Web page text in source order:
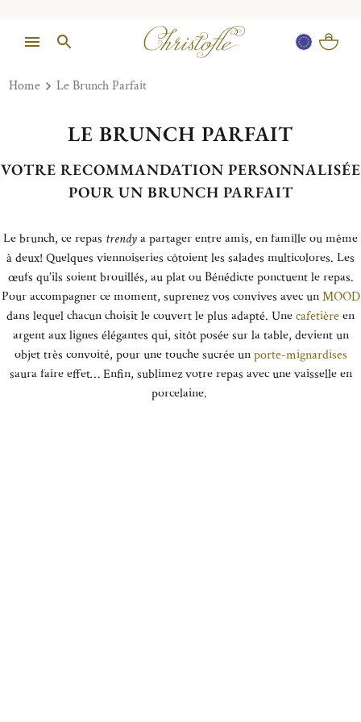
Home Le Brunch Parfait
LE BRUNCH PARFAIT
VOTRE RECOMMANDATION PERSONNALISÉE
POUR UN BRUNCH PARFAIT
Le brunch, ce repas trendya partager entre amis, en famille ou même
à deux! Quelques viennoiseries côtoient les salades multicolores. Les
œufs qu’ils soient brouillés, au plat ou Bénédicte ponctuent le repas.
Pour accompagner ce moment, suprenez vos convives avec unMOOD
dans lequel chacun choisit le couvert le plus adapté. Unecafetièreen
argent aux lignes élégantes qui, sitôt posée sur la table, devient un
objet très convoité, pour une touche sucrée unporte-mignardises
saura faire effet… Enfin, sublimez votre repas avec une vaisselle en
porcelaine.